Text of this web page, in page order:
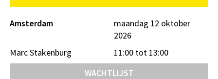
Amsterdam
maandag 12 oktober
2026
11:00 tot 13:00
Marc Stakenburg
WACHTLIJST